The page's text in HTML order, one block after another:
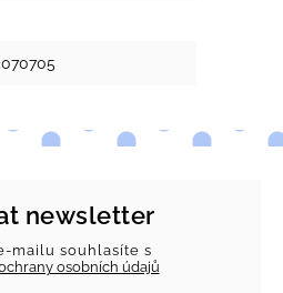
newsletter
mailu souhlasíte s
osobních údajů